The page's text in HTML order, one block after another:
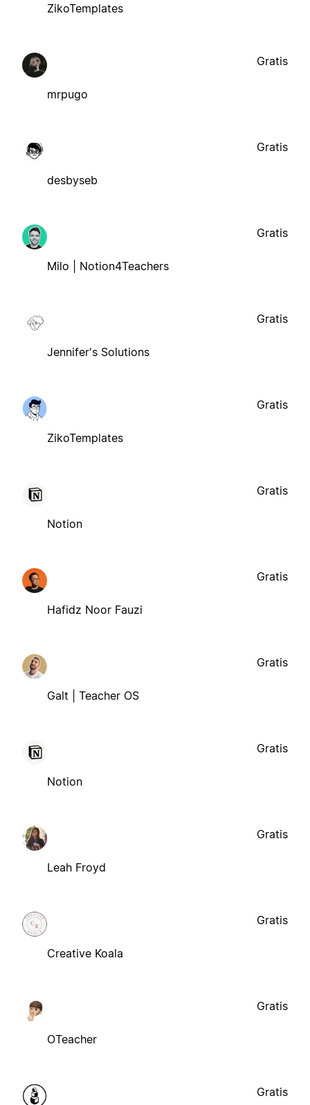
ZikoTemplates
mrpugo
Gratis
desbyseb
Gratis
Milo | Notion4Teachers
Gratis
Jennifer's Solutions
Gratis
ZikoTemplates
Gratis
Notion
Gratis
Hafidz Noor Fauzi
Gratis
Galt | Teacher OS
Gratis
Notion
Gratis
Leah Froyd
Gratis
Creative Koala
Gratis
OTeacher
Gratis
Gratis